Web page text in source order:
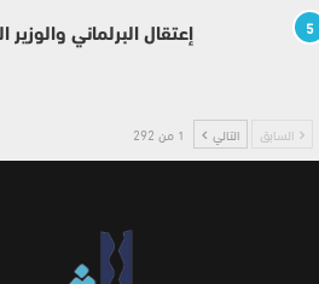
5 إعتقال البرلماني
السابق التالي 1 من 292